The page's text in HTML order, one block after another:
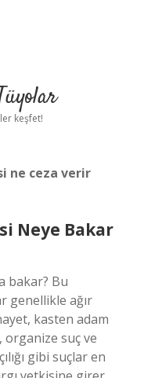
keşfet!
ne ceza verir
Neye Bakar
bakar? Bu
genellikle ağır
kasten adam
organize suç ve
gibi suçlar en